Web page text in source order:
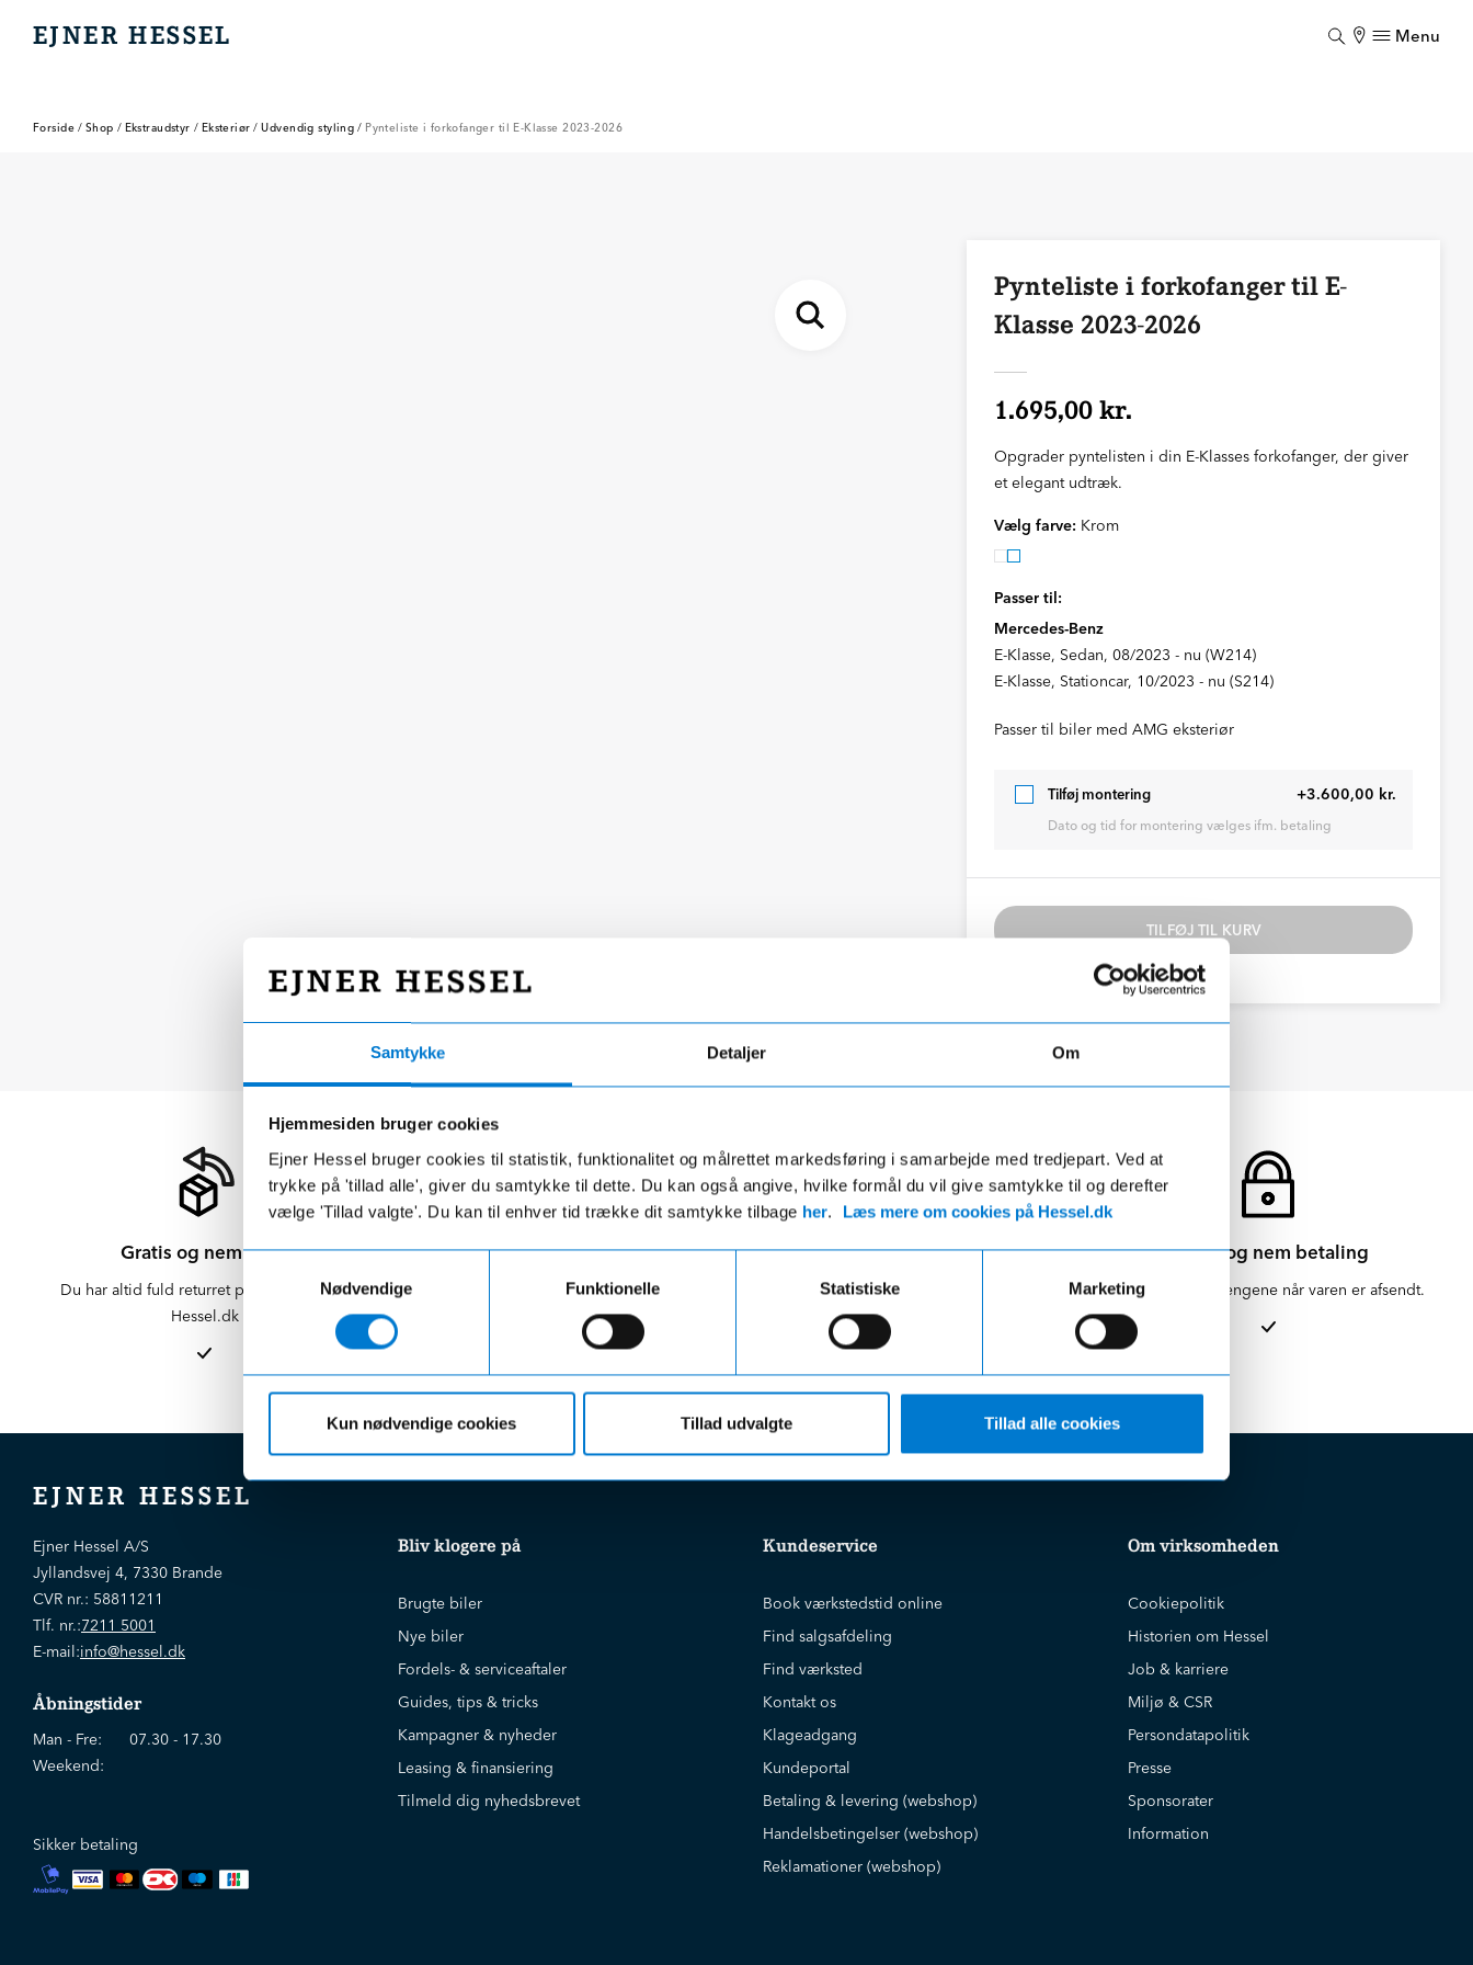
Samtykke Detaljer Om
Hjemmesiden bruger cookies
Ejner Hessel bruger cookies til statistik, funktionalitet og målrettet markedsføring i samarbejde med tredjepart. Ved at
trykke på 'tillad alle', giver du samtykke til dette. Du kan også angive, hvilke formål du vil give samtykke til og derefter
vælge 'Tillad valgte'. Du kan til enhver tid trække dit samtykke tilbage her. Læs mere om cookies på Hessel.dk
Nødvendige
Funktionelle Statistiske Marketing
Kun nødvendige cookies Tillad udvalgte Tillad alle cookies
EJNER HESSEL Menu
Forside / Shop / Ekstraudstyr / Eksteriør / Udvendig styling / Pynteliste i forkofanger til E-Klasse 2023-2026
Pynteliste i forkofanger til E-
Klasse 2023-2026
1.695,00 kr.
Opgrader pyntelisten i din E-Klasses forkofanger, der giver
et elegant udtræk.
Vælg farve: Krom
Passer til:
Mercedes-Benz
E-Klasse, Sedan, 08/2023 - nu (W214)
E-Klasse, Stationcar, 10/2023 - nu (S214)
Passer til biler med AMG eksteriør
Tilføj montering +3.600,00 kr.
Dato og tid for montering vælges ifm. betaling
TILFØJ TIL KURV
Gratis og nem retur
Du har altid fuld returret på varer købt på
Hessel.dk
Fri fragt
Der er altid fri fragt på ordre over 599,- og der
er altid gratis afhentning i en af vores
afdelinger uanset beløbet på din ordre
Hurtig levering
VI leverer de fleste varer inden for 1-3
hverdage
Sikker og nem betaling
Vi hæver først pengene når varen er afsendt.
EJNER HESSEL
Ejner Hessel A/S
Jyllandsvej 4, 7330 Brande
CVR nr.: 58811211
Tlf. nr.:7211 5001
E-mail:info@hessel.dk
Åbningstider
Man - Fre:
07.30 - 17.30
Weekend:
Sikker betaling
Bliv klogere på
Brugte biler
Nye biler
Fordels- & serviceaftaler
Guides, tips & tricks
Kampagner & nyheder
Leasing & finansiering
Tilmeld dig nyhedsbrevet
Kundeservice
Book værkstedstid online
Find salgsafdeling
Find værksted
Kontakt os
Klageadgang
Kundeportal
Betaling & levering (webshop)
Handelsbetingelser (webshop)
Reklamationer (webshop)
Om virksomheden
Cookiepolitik
Historien om Hessel
Job & karriere
Miljø & CSR
Persondatapolitik
Presse
Sponsorater
Information